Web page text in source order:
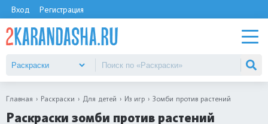
Вход Регистрация
Главная Раскраски Для детей Из игр Зомби против растений
Раскраски зомби против растений